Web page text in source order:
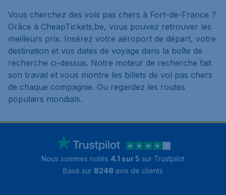
Vous cherchez des vols pas chers à Fort-de-France ?
Grâce à CheapTickets.be, vous pouvez retrouver les
meilleurs prix. Insérez votre aéroport de départ, votre
destination et vos dates de voyage dans la boîte de
recherche ci-dessus. Notre moteur de recherche fait
son travail et vous montre les billets de vol pas chers
de chaque compagnie. Ou regardez les routes
populairs mondials.
Nous sommes notés 4.1 sur 5 sur Trustpilot
Basé sur 8248 avis de clients